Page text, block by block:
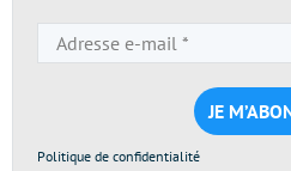
e-
*
Politique de confidentialité